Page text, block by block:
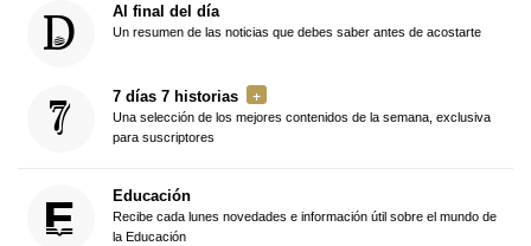
Al final del día
Un resumen de las noticias que debes saber antes de acostarte
7 días 7 historias
Una selección de los mejores contenidos de la semana, exclusiva
para suscriptores
Educación
Recibe cada lunes novedades e información útil sobre el mundo de
la Educación